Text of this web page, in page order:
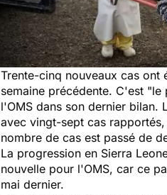
Trente-cinq nouveaux cas ont
semaine précédente. C'est "le
l'OMS dans son dernier bilan.
avec vingt-sept cas
nombre de cas est passé de
La progression en Sierra
nouvelle pour l'OMS, car ce
mai dernier.